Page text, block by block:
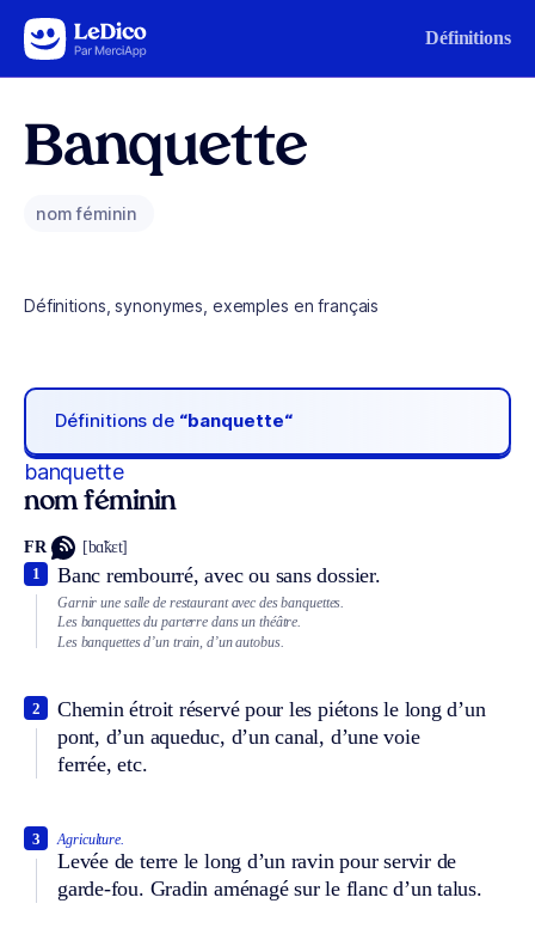
Aller au contenu Définitions
Banquette
nom féminin
Définitions, synonymes, exemples en français
Définitions de “banquette“
banquette
nom féminin
FR [bɑ̃kɛt]
Banc rembourré, avec ou sans dossier.
1
Garnir une salle de restaurant avec des banquettes.
Les banquettes du parterre dans un théâtre.
Les banquettes d’un train, d’un autobus.
Chemin étroit réservé pour les piétons le long d’un
pont, d’un aqueduc, d’un canal, d’une voie
ferrée, etc.
2
Agriculture.
Levée de terre le long d’un ravin pour servir de
garde-fou. Gradin aménagé sur le flanc d’un talus.
3